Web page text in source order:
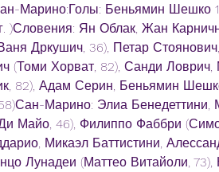
Марино:Голы: Беньямин Шешко
)Словения: Ян Облак, Жан
Дркушич, 36), Петар
(Томи Хорват, 82), Санди
82), Адам Серин, Беньямин
Марино: Элиа Бенедеттини,
Майо, 46), Филиппо Фаббри
Микаэл Баттистини,
Лунадеи (Маттео Витайоли,